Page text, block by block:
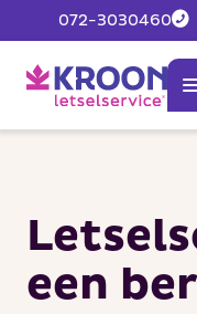
072-3030460
een